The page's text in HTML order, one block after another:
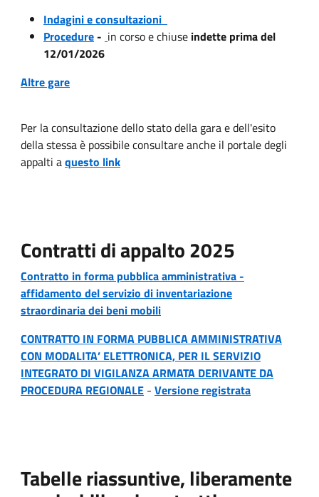
Indagini e consultazioni
Procedure- in corso e chiuse indette prima del
12/01/2026
Altre gare
Per la consultazione dello stato della gara e dell'esito
della stessa è possibile consultare anche il portale degli
appalti aquesto link
Contratti di appalto 2025
Contratto in forma pubblica amministrativa -
affidamento del servizio di inventariazione
straordinaria dei beni mobili
CONTRATTO IN FORMA PUBBLICA AMMINISTRATIVA
CON MODALITA’ ELETTRONICA, PER IL SERVIZIO
INTEGRATO DI VIGILANZA ARMATA DERIVANTE DA
PROCEDURA REGIONALE - Versione registrata
Tabelle riassuntive, liberamente